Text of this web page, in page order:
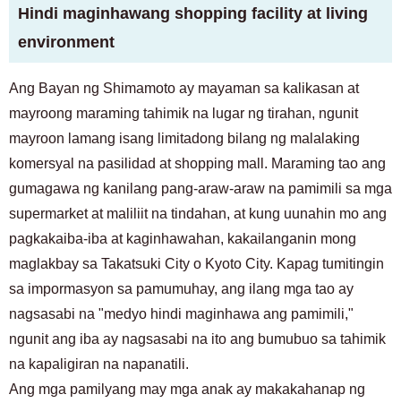
Hindi maginhawang shopping facility at living
environment
Ang Bayan ng Shimamoto ay mayaman sa kalikasan at
mayroong maraming tahimik na lugar ng tirahan, ngunit
mayroon lamang isang limitadong bilang ng malalaking
komersyal na pasilidad at shopping mall. Maraming tao ang
gumagawa ng kanilang pang-araw-araw na pamimili sa mga
supermarket at maliliit na tindahan, at kung uunahin mo ang
pagkakaiba-iba at kaginhawahan, kakailanganin mong
maglakbay sa Takatsuki City o Kyoto City. Kapag tumitingin
sa impormasyon sa pamumuhay, ang ilang mga tao ay
nagsasabi na "medyo hindi maginhawa ang pamimili,"
ngunit ang iba ay nagsasabi na ito ang bumubuo sa tahimik
na kapaligiran na napanatili.
Ang mga pamilyang may mga anak ay makakahanap ng